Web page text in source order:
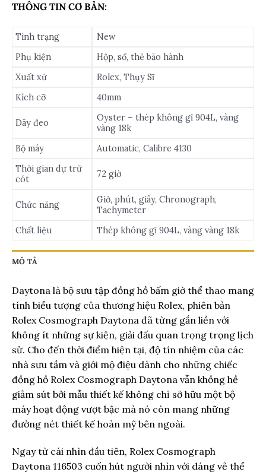
MÔ TẢ
Daytona là bộ sưu tập đồng hồ bấm giờ thể thao mang
tính biểu tượng của thương hiệu Rolex, phiên bản
Rolex Cosmograph Daytona đã từng gắn liền với
không ít những sự kiện, giải đấu quan trọng trọng lịch
sử. Cho đến thời điểm hiện tại, độ tín nhiệm của các
nhà sưu tầm và giới mộ điệu dành cho những chiếc
đồng hồ Rolex Cosmograph Daytona vẫn khồng hề
giảm sút bởi mẫu thiết kế không chỉ sở hữu một bộ
máy hoạt động vượt bậc mà nó còn mang những
đường nét thiết kế hoàn mỹ bên ngoài.
Ngay từ cái nhìn đầu tiên, Rolex Cosmograph
Daytona 116503 cuốn hút người nhìn với dáng vẻ thể
THÔNG TIN CƠ BẢN:
Tình trạng
New
Phụ kiện
Hộp, sổ, thẻ bảo hành
Xuất xứ
Rolex, Thụy Sĩ
Kích cỡ
40mm
Dây đeo
Oyster – thép không gỉ 904L, vàng
vàng 18k
Bộ máy
Automatic, Calibre 4130
Thời gian dự trữ
cót
72 giờ
Chức năng
Giờ, phút, giây, Chronograph,
Tachymeter
Chất liệu
Thép không gỉ 904L, vàng vàng 18k